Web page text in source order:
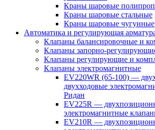
Краны шаровые
Краны шаровые стальные
Краны шаровые чугунные
Автоматика и регулирующая
Клапаны балансировочные и
Клапаны запорно-
Клапаны регулирующие и
Клапаны электромагнитные
EV220WR (65-100) —
двухходовые
Ридан
EV225R —
электромагнитные
EV210R —